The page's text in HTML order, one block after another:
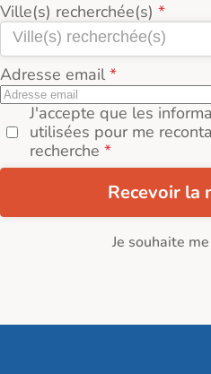
Ville(s) recherchée(s)
Adresse email
J'accepte que les
utilisées pour me
recherche
Recevoir la
Je souhaite me